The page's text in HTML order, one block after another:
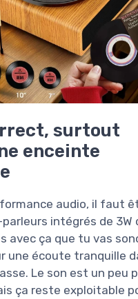
surtout
enceinte
audio, il faut
intégrés de 3W
avec ça que tu vas
une écoute tranquille
Le son est un peu
ça reste exploitable